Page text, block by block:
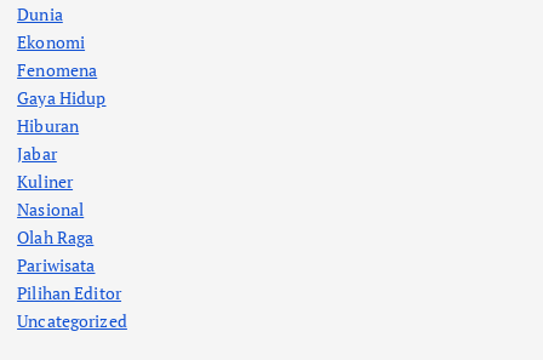
Dunia
Ekonomi
Fenomena
Gaya Hidup
Hiburan
Jabar
Kuliner
Nasional
Olah Raga
Pariwisata
Pilihan Editor
Uncategorized